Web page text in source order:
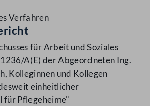
Verfahren
für Arbeit und Soziales
A(E) der Abgeordneten Ing.
Kolleginnen und Kollegen
einheitlicher
für Pflegeheime"